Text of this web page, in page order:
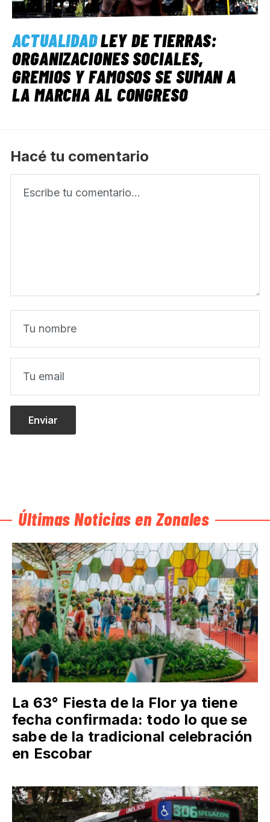
ACTUALIDADLEY DE TIERRAS:
ORGANIZACIONES SOCIALES,
GREMIOS Y FAMOSOS SE SUMAN A
LA MARCHA AL CONGRESO
Hacé tu comentario
Últimas Noticias en Zonales
La 63° Fiesta de la Flor ya tiene
fecha confirmada: todo lo que se
sabe de la tradicional celebración
en Escobar